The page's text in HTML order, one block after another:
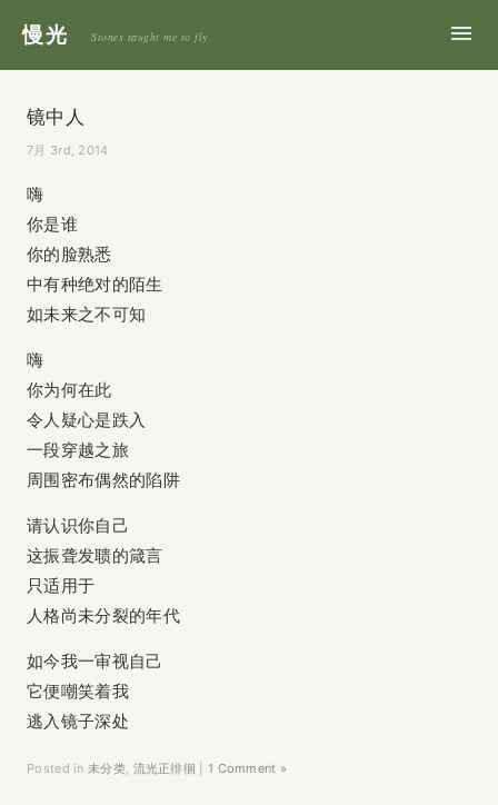
慢光 Stones taught me to fly
镜中人
7月 3rd, 2014
嗨
你是谁
你的脸熟悉
中有种绝对的陌生
如未来之不可知
嗨
你为何在此
令人疑心是跌入
一段穿越之旅
周围密布偶然的陷阱
请认识你自己
这振聋发聩的箴言
只适用于
人格尚未分裂的年代
如今我一审视自己
它便嘲笑着我
逃入镜子深处
Posted in 未分类, 流光正徘徊 1 Comment »